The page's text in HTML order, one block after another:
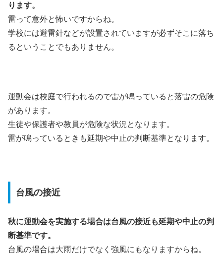
ります。
雷って意外と怖いですからね。
学校には避雷針などが設置されていますが必ずそこに落ち
るということでもありません。
運動会は校庭で行われるので雷が鳴っていると落雷の危険
があります。
生徒や保護者や教員が危険な状況となります。
雷が鳴っているときも延期や中止の判断基準となります。
台風の接近
秋に運動会を実施する場合は台風の接近も延期や中止の判
断基準です。
台風の場合は大雨だけでなく強風にもなりますからね。